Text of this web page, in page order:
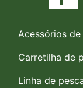
Acessórios de
Carretilha de
Linha de